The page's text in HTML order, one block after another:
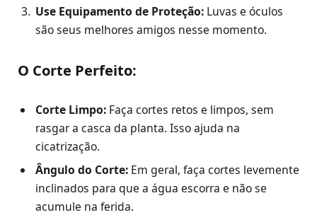
Use Equipamento de Proteção: Luvas e óculos
são seus melhores amigos nesse momento.
O Corte Perfeito:
Corte Limpo: Faça cortes retos e limpos, sem
rasgar a casca da planta. Isso ajuda na
cicatrização.
Ângulo do Corte: Em geral, faça cortes levemente
inclinados para que a água escorra e não se
acumule na ferida.